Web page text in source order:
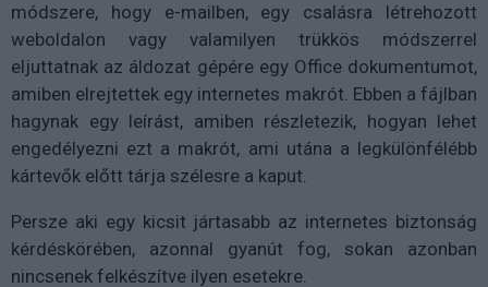
módszere, hogy e-mailben, egy csalásra létrehozott
weboldalon vagy valamilyen trükkös módszerrel
eljuttatnak az áldozat gépére egy Office dokumentumot,
amiben elrejtettek egy internetes makrót. Ebben a fájlban
hagynak egy leírást, amiben részletezik, hogyan lehet
engedélyezni ezt a makrót, ami utána a legkülönfélébb
kártevők előtt tárja szélesre a kaput.
Persze aki egy kicsit jártasabb az internetes biztonság
kérdéskörében, azonnal gyanút fog, sokan azonban
nincsenek felkészítve ilyen esetekre.